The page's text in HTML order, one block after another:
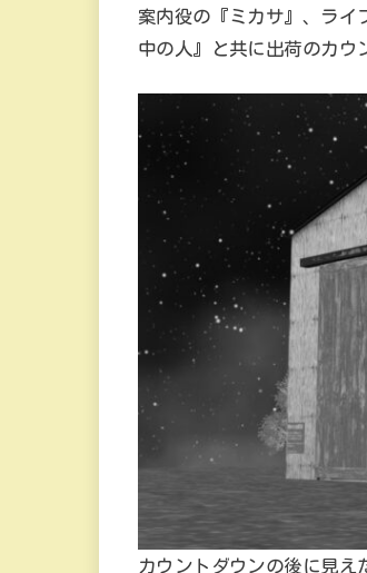
案内役の『ミカサ』、ライ
中の人』と共に出荷のカウ
カウントダウンの後に見え